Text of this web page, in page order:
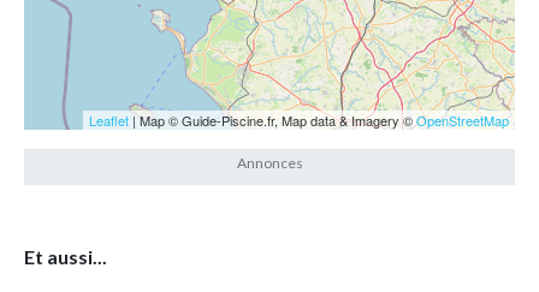
Leaflet | Map © Guide-Piscine.fr, Map data & Imagery ©OpenStreetMap
Et aussi...